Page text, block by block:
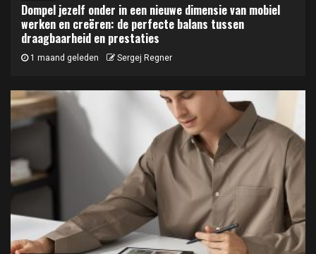
Dompel jezelf onder in een nieuwe dimensie van mobiel
werken en creëren: de perfecte balans tussen
draagbaarheid en prestaties
1 maand geleden Sergej Regner